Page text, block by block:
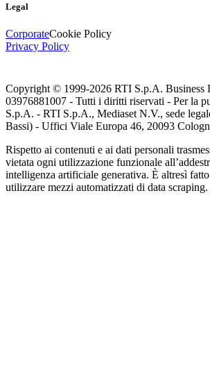
Legal
CorporateCookie Policy
Privacy Policy
Copyright © 1999-2026 RTI S.p.A. Business
03976881007 - Tutti i diritti riservati - Per la
S.p.A. - RTI S.p.A., Mediaset N.V., sede
Bassi) - Uffici Viale Europa 46, 20093
Rispetto ai contenuti e ai dati personali
vietata ogni utilizzazione funzionale
intelligenza artificiale generativa. È altresì
utilizzare mezzi automatizzati di data scraping.